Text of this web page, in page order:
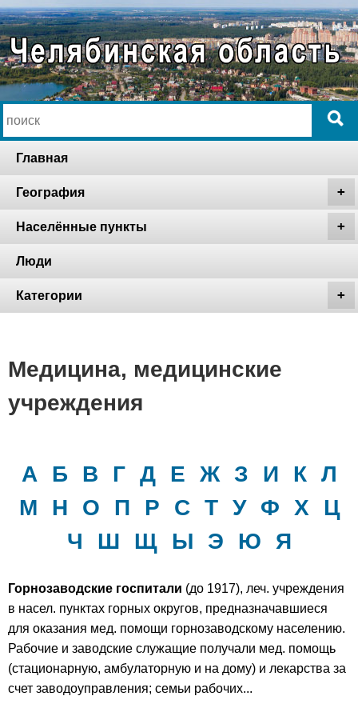
Главная
География
Населённые пункты
Люди
Категории
Медицина, медицинские
учреждения
А Б В Г Д Е Ж З И К Л
М
Н О П Р С Т У Ф Х
Ц
Ч
Ш Щ Ы Э Ю Я
Горнозаводские госпитали (до 1917), леч. учреждения
в насел. пунктах горных округов, предназначавшиеся
для оказания мед. помощи горнозаводскому населению.
Рабочие и заводские служащие получали мед. помощь
(стационарную, амбулаторную и на дому) и лекарства за
счет заводоуправления; семьи рабочих...